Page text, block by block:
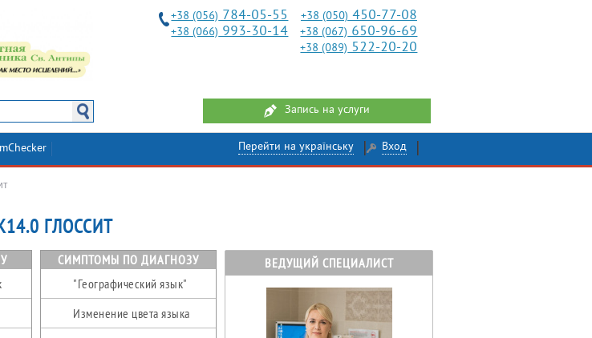
+38 (056) 784-05-55
+38 (066) 993-30-14
+38 (050) 450-77-08
+38 (067) 650-96-69
+38 (089) 522-20-20
Запись на услуги
Перейти на українську Вход
ГЛОССИТ
ВЕДУЩИЙ СПЕЦИАЛИСТ
СИМПТОМЫ ПО ДИАГНОЗУ
"Географический язык"
Изменение цвета языка